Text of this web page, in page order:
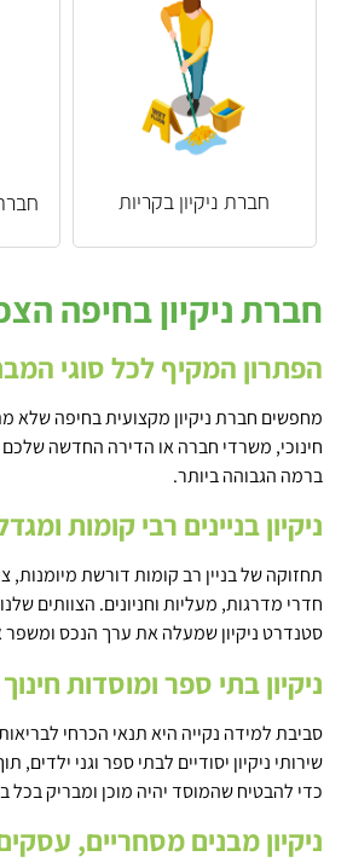
חברת ניקיון בקריות
חברת ניקיון בחיפה
הפתרון המקיף לכל סוגי
מחפשים חברת ניקיון מקצועית בחיפה שלא
חינוכי, משרדי חברה או הדירה החדשה
ברמה הגבוהה ביותר.
ניקיון בניינים רבי קומות
תחזוקה של בניין רב קומות דורשת מיומנות,
חדרי מדרגות, מעליות וחניונים. הצוותים
סטנדרט ניקיון שמעלה את ערך הנכס ומשפר
ניקיון בתי ספר ומוסדות חינוך
סביבת למידה נקייה היא תנאי הכרחי
שירותי ניקיון יסודיים לבתי ספר וגני
כדי להבטיח שהמוסד יהיה מוכן ומבריק בכל
ניקיון מבנים מסחריים,